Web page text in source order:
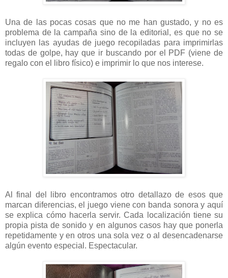
Una de las pocas cosas que no me han gustado, y no es
problema de la campaña sino de la editorial, es que no se
incluyen las ayudas de juego recopiladas para imprimirlas
todas de golpe, hay que ir buscando por el PDF (viene de
regalo con el libro físico) e imprimir lo que nos interese.
Al final del libro encontramos otro detallazo de esos que
marcan diferencias, el juego viene con banda sonora y aquí
se explica cómo hacerla servir. Cada localización tiene su
propia pista de sonido y en algunos casos hay que ponerla
repetidamente y en otros una sola vez o al desencadenarse
algún evento especial. Espectacular.